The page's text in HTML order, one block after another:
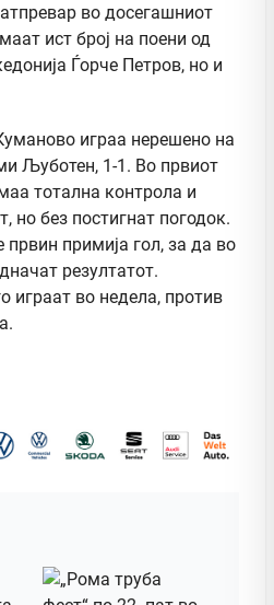
во досегашниот
ист број на поени од
Ѓорче Петров, но и
играа нерешено на
Љуботен, 1-1. Во првиот
тотална контрола и
но без постигнат погодок.
примија гол, за да во
резултатот.
играат во недела, против